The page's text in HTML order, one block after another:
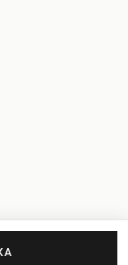
Поставки за колачиња